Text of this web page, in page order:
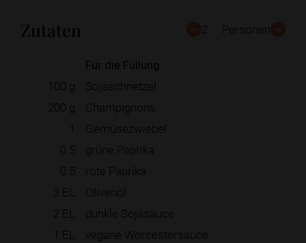
Zutaten 2 Personen
Für die Füllung
100 g
Sojaschnetzel
200 g
Champignons
1
Gemüsezwiebel
0.5
grüne Paprika
0.5
rote Paprika
3 EL
Olivenöl
2 EL
dunkle Sojasauce
1 EL
vegane Worcestersauce